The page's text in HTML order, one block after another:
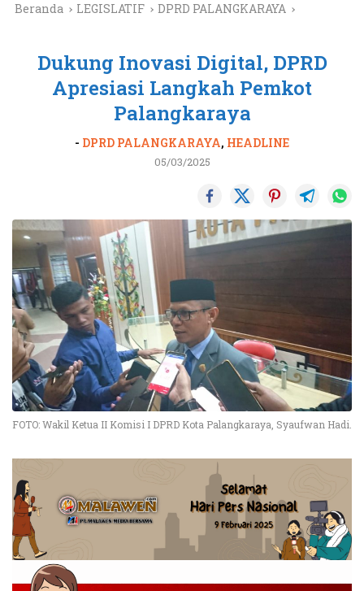
Beranda LEGISLATIF DPRD PALANGKARAYA
Dukung Inovasi Digital, DPRD
Apresiasi Langkah Pemkot
Palangkaraya
- DPRD PALANGKARAYA, HEADLINE
05/03/2025
FOTO: Wakil Ketua II Komisi I DPRD Kota Palangkaraya, Syaufwan Hadi.